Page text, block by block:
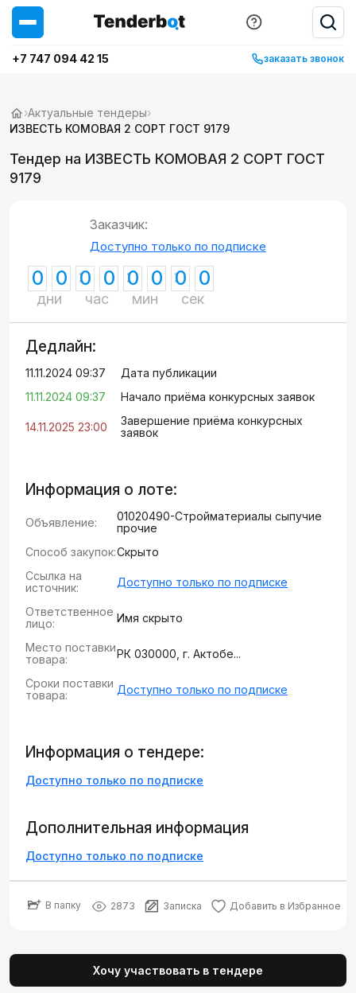
+7 747 094 42 15 заказать звонок
›Актуальные тендеры›
ИЗВЕСТЬ КОМОВАЯ 2 СОРТ ГОСТ 9179
Тендер на ИЗВЕСТЬ КОМОВАЯ 2 СОРТ ГОСТ
9179
Заказчик:
Доступно только по подписке
0 0
дни
0 0
час
0 0
мин
0 0
сек
Дедлайн:
11.11.2024 09:37
Дата публикации
11.11.2024 09:37
Начало приёма конкурсных заявок
14.11.2025 23:00
Завершение приёма конкурсных
заявок
Информация о лоте:
Объявление:
01020490-Стройматериалы сыпучие
прочие
Способ закупок:Скрыто
Ссылка на
источник:
Доступно только по подписке
Ответственное
лицо:
Имя скрыто
Место поставки
товара:
РК 030000, г. Актобе...
Сроки поставки
товара:
Доступно только по подписке
Информация о тендере:
Доступно только по подписке
Дополнительная информация
Доступно только по подписке
В папку 2873 Записка Добавить в Избранное
Хочу участвовать в тендере